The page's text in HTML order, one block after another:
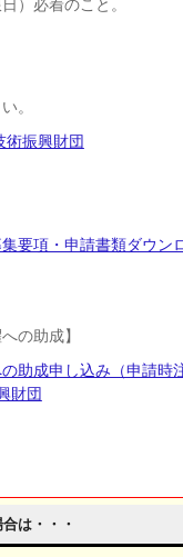
）必着のこと。
。
術振興財団
要項・申請書類ダウン
の助成】
助成申し込み（申請時
財団
は・・・